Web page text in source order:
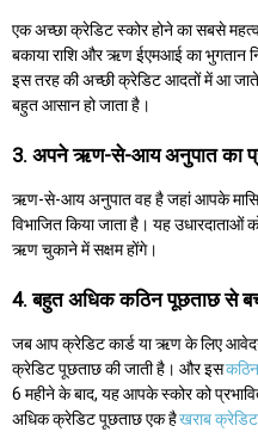
एक अच्छा क्रेडिट स्कोर होने का सबसे
बकाया राशि और ऋण ईएमआई का भुगतान
इस तरह की अच्छी क्रेडिट आदतों में आ
बहुत आसान हो जाता है।
3. अपने ऋण-से-आय अनुपात का
ऋण-से-आय अनुपात वह है जहां आपके
विभाजित किया जाता है। यह
ऋण चुकाने में सक्षम होंगे।
4. बहुत अधिक कठिन पूछताछ से
जब आप क्रेडिट कार्ड या ऋण के लिए आवेदन
क्रेडिट पूछताछ की जाती है। और इस
6 महीने के बाद, यह आपके स्कोर को
अधिक क्रेडिट पूछताछ एक हैखराब क्रेडिट